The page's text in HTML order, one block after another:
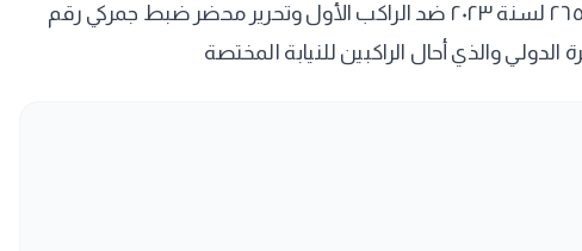
رئيس القسم. وأمر الدكتور حسين عبدالله هيكل مدير الإدارة الرابعة بمبني الركاب رقم ٣، بتحرير محضر ضبط جمركي رقم ٢٦٥ لسنة ٢٠٢٣ ضد الراكب الأول وتحرير محضر ضبط جمركي رقم